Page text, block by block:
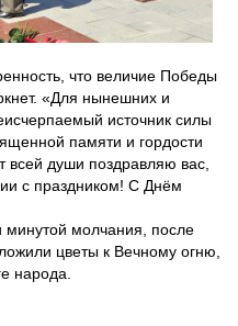
что величие Победы
«Для нынешних и
источник силы
памяти и гордости
всей души поздравляю вас,
с праздником! С Днём
минутой молчания, после
цветы к Вечному огню,
народа.